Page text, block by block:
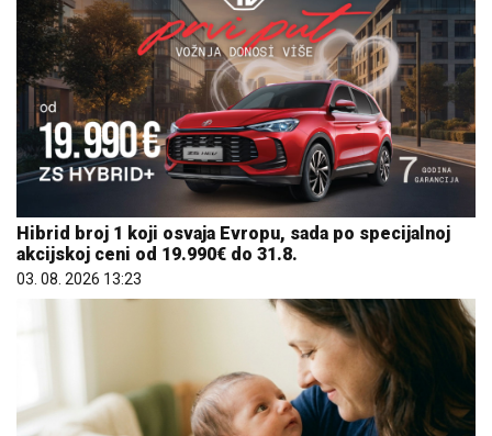
Hibrid broj 1 koji osvaja Evropu, sada po specijalnoj
akcijskoj ceni od 19.990€ do 31.8.
03. 08. 2026 13:23